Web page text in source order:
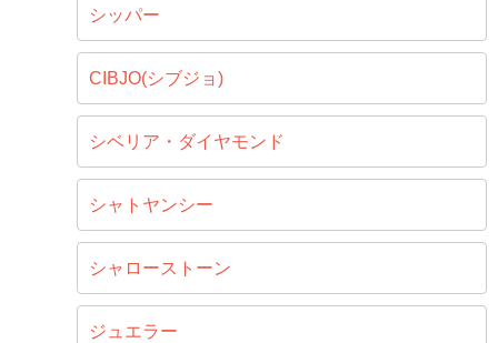
シッパー
CIBJO(シブジョ)
シベリア・ダイヤモンド
シャトヤンシー
シャローストーン
ジュエラー